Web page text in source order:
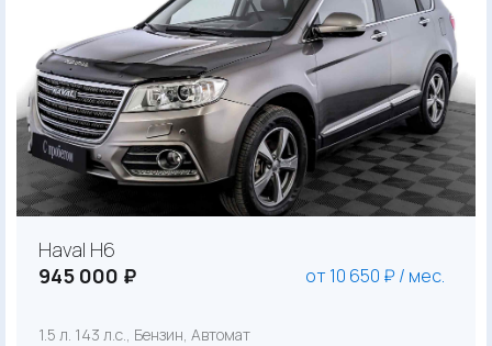
Haval H6
945 000 ₽
от 10 650 ₽ / мес.
1.5 л. 143 л.с., Бензин, Автомат